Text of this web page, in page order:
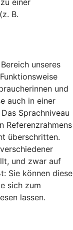
einer
B.
unseres
und
auch in einer
Sprachniveau
Referenzrahmens
überschritten.
und zwar auf
Sie können diese
sich zum
lassen.